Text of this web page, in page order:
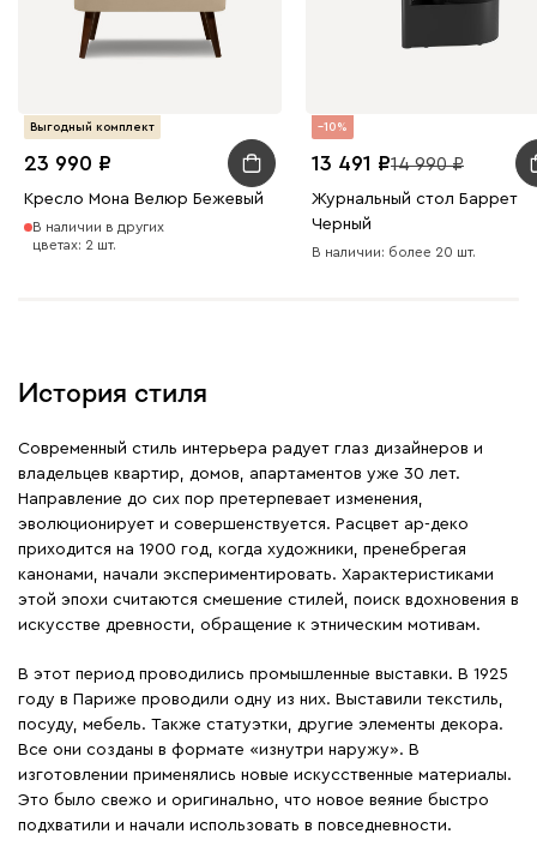
Выгодный комплект
23 990
Кресло Мона Велюр Бежевый
В наличии в других
цветах: 2 шт.
10
13 491 14 990
Журнальный стол Баррет
Черный
В наличии: более 20 шт.
История стиля
Современный стиль интерьера радует глаз дизайнеров и
владельцев квартир, домов, апартаментов уже 30 лет.
Направление до сих пор претерпевает изменения,
эволюционирует и совершенствуется. Расцвет ар-деко
приходится на 1900 год, когда художники, пренебрегая
канонами, начали экспериментировать. Характеристиками
этой эпохи считаются смешение стилей, поиск вдохновения в
искусстве древности, обращение к этническим мотивам.
В этот период проводились промышленные выставки. В 1925
году в Париже проводили одну из них. Выставили текстиль,
посуду, мебель. Также статуэтки, другие элементы декора.
Все они созданы в формате «изнутри наружу». В
изготовлении применялись новые искусственные материалы.
Это было свежо и оригинально, что новое веяние быстро
подхватили и начали использовать в повседневности.